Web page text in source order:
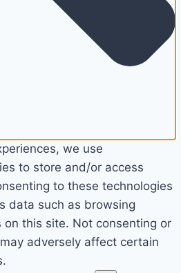
we use
to store and/or access
to these technologies
data such as browsing
on this site. Not consenting or
adversely affect certain